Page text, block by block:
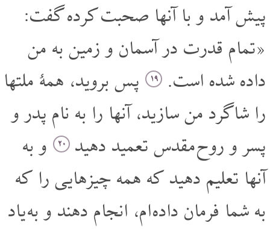
پیش آمد و با آنها صحبت کرده گفت:
«تمام قدرت در آسمان و زمین به من
داده شده است.
۱۹ پس بروید، همۀ ملتها
را شاگرد من سازید، آنها را به نام پدر و
پسر و روح مقدس تعمید دهید
۲۰ و به
آنها تعلیم دهید که همه چیزهایی را که
به شما فرمان داده ام، انجام دهند و به یاد